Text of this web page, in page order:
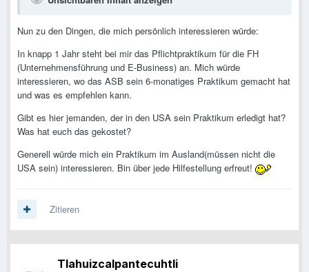
Nun zu den Dingen, die mich persönlich interessieren würde:
In knapp 1 Jahr steht bei mir das Pflichtpraktikum für die FH
(Unternehmensführung und E-Business) an. Mich würde
interessieren, wo das ASB sein 6-monatiges Praktikum gemacht hat
und was es empfehlen kann.
Gibt es hier jemanden, der in den USA sein Praktikum erledigt hat?
Was hat euch das gekostet?
Generell würde mich ein Praktikum im Ausland(müssen nicht die
USA sein) interessieren. Bin über jede Hilfestellung erfreut!
Zitieren
Tlahuizcalpantecuhtli